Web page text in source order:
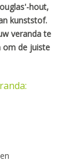
hout,
kunststof.
veranda te
om de juiste